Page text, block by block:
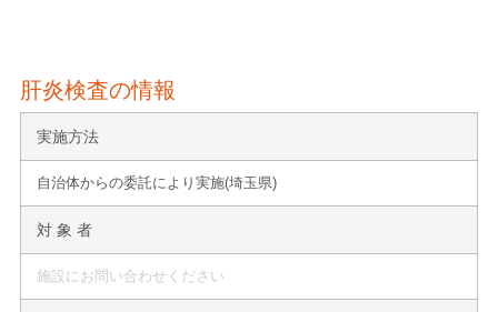
肝炎検査の情報
実施方法
自治体からの委託により実施(埼玉県)
対 象 者
施設にお問い合わせください